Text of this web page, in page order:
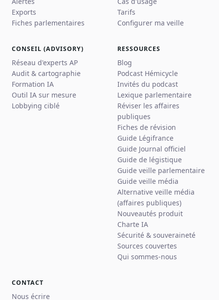
Exports
Fiches parlementaires
Tarifs
Configurer ma veille
CONSEIL (ADVISORY)
Réseau d'experts AP
Audit & cartographie
Formation IA
Outil IA sur mesure
Lobbying ciblé
RESSOURCES
Blog
Podcast Hémicycle
Invités du podcast
Lexique parlementaire
Réviser les affaires
publiques
Fiches de révision
Guide Légifrance
Guide Journal officiel
Guide de légistique
Guide veille parlementaire
Guide veille média
Alternative veille média
(affaires publiques)
Nouveautés produit
Charte IA
Sécurité & souveraineté
Sources couvertes
Qui sommes-nous
CONTACT
Nous écrire